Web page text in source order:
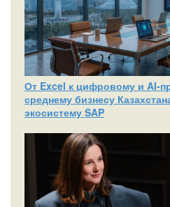
От Excel к цифровому и
среднему бизнесу
экосистему SAP